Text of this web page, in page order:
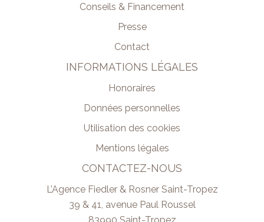
Conseils & Financement
Presse
Contact
INFORMATIONS LÉGALES
Honoraires
Données personnelles
Utilisation des cookies
Mentions légales
CONTACTEZ-NOUS
L’Agence Fiedler & Rosner Saint-Tropez
39 & 41, avenue Paul Roussel